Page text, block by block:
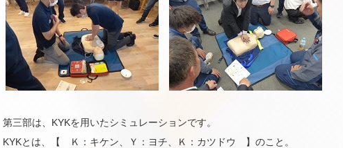
第三部は、KYKを用いたシミュレーションです。
KYKとは、【 Ｋ：キケン、Ｙ：ヨチ、Ｋ：カツドウ 】のこと。